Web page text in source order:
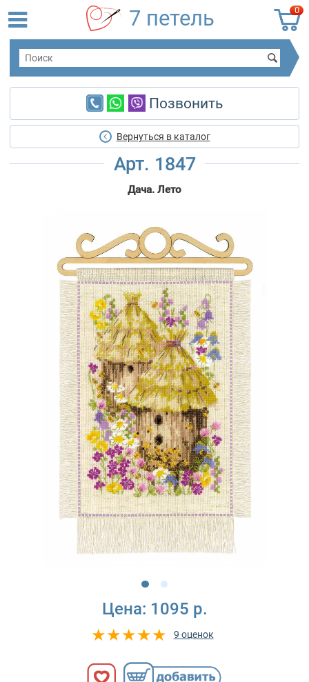
0
7 петель
Позвонить
Вернуться в каталог
Арт. 1847
Дача. Лето
Цена: 1095 р.
9 оценок